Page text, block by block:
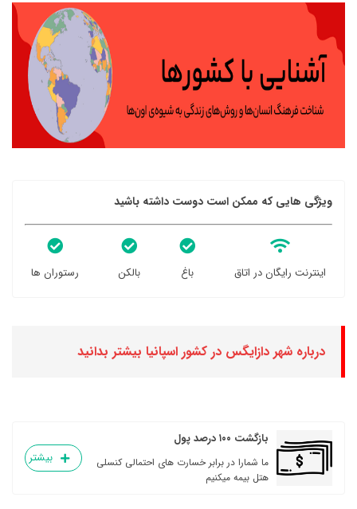
ویژگی هایی که ممکن است دوست داشته باشید
اینترنت رایگان در اتاق باغ بالکن رستوران ها
درباره شهر دازایگس در کشور اسپانیا بیشتر بدانید
بازگشت ۱۰۰ درصد پول
ما شمارا در برابر خسارت های احتمالی کنسلی
هتل بیمه میکنیم
بیشتر